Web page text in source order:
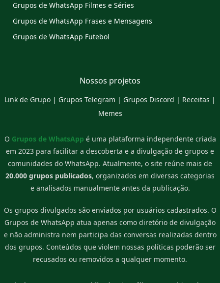
Grupos de WhatsApp Filmes e Séries
Grupos de WhatsApp Frases e Mensagens
Grupos de WhatsApp Futebol
Nossos projetos
Link de Grupo | Grupos Telegram | Grupos Discord | Receitas |
Memes
O Grupos de WhatsApp é uma plataforma independente criada
em 2023 para facilitar a descoberta e a divulgação de grupos e
comunidades do WhatsApp. Atualmente, o site reúne mais de
20.000 grupos publicados, organizados em diversas categorias
e analisados manualmente antes da publicação.
Os grupos divulgados são enviados por usuários cadastrados. O
Grupos de WhatsApp atua apenas como diretório de divulgação
e não administra nem participa das conversas realizadas dentro
dos grupos. Conteúdos que violem nossas políticas poderão ser
recusados ou removidos a qualquer momento.